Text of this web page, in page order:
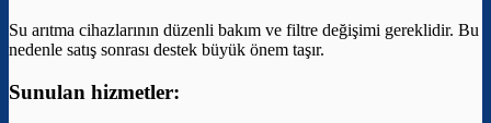
Su arıtma cihazlarının düzenli bakım ve filtre değişimi gereklidir. Bu
nedenle satış sonrası destek büyük önem taşır.
Sunulan hizmetler: